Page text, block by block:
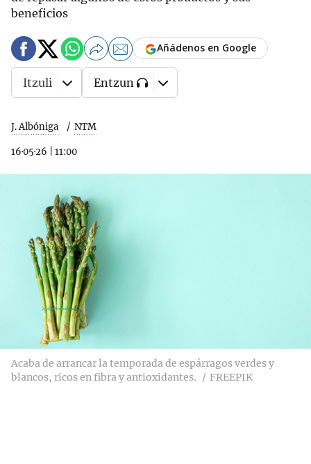
beneficios
J. Albóniga NTM
16·05·26 11:00
Añádenos en Google
Itzuli Entzun
Acaba de arrancar la temporada de espárragos verdes y
blancos, ricos en fibra y antioxidantes.
FREEPIK